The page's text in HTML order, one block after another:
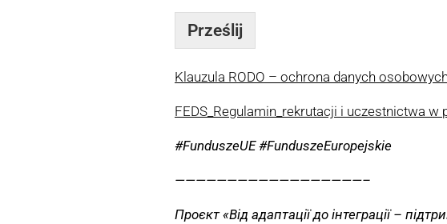
Prześlij
Klauzula RODO – ochrona danych osobowych
FEDS_Regulamin_rekrutacji i uczestnictwa w
#FunduszeUE #FunduszeEuropejskie
——————————————————–
Проєкт «Від адаптації до інтеграції –